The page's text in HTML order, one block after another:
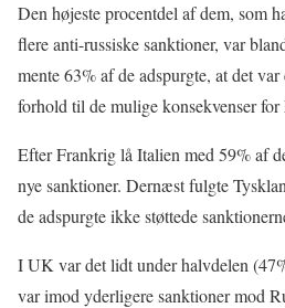
Den højeste procentdel af dem, som
flere anti-russiske sanktioner, var
mente 63% af de adspurgte, at det
forhold til de mulige konsekvenser
Efter Frankrig lå Italien med 59% af
nye sanktioner. Dernæst fulgte
de adspurgte ikke støttede
I UK var det lidt under halvdelen
var imod yderligere sanktioner mod